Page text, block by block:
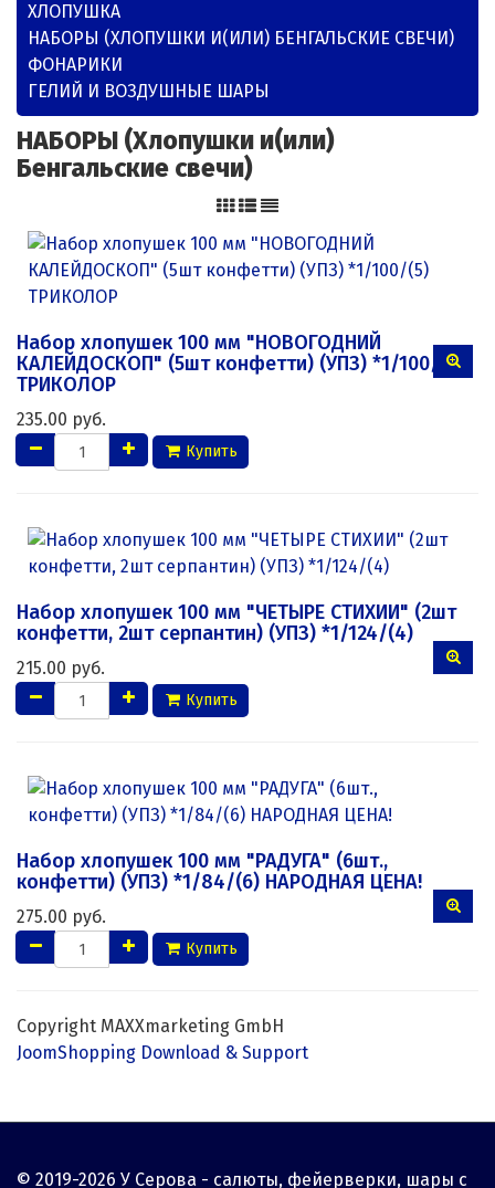
ХЛОПУШКА
НАБОРЫ (ХЛОПУШКИ И(ИЛИ) БЕНГАЛЬСКИЕ СВЕЧИ)
ФОНАРИКИ
ГЕЛИЙ И ВОЗДУШНЫЕ ШАРЫ
НАБОРЫ (Хлопушки и(или)
Бенгальские свечи)
Набор хлопушек 100 мм "НОВОГОДНИЙ
КАЛЕЙДОСКОП" (5шт конфетти) (УПЗ) *1/100/(5)
ТРИКОЛОР
235.00 руб.
Купить
Набор хлопушек 100 мм "ЧЕТЫРЕ СТИХИИ" (2шт
конфетти, 2шт серпантин) (УПЗ) *1/124/(4)
215.00 руб.
Купить
Набор хлопушек 100 мм "РАДУГА" (6шт.,
конфетти) (УПЗ) *1/84/(6) НАРОДНАЯ ЦЕНА!
275.00 руб.
Купить
Copyright MAXXmarketing GmbH
JoomShopping Download & Support
© 2019-2026 У Серова - салюты, фейерверки, шары с